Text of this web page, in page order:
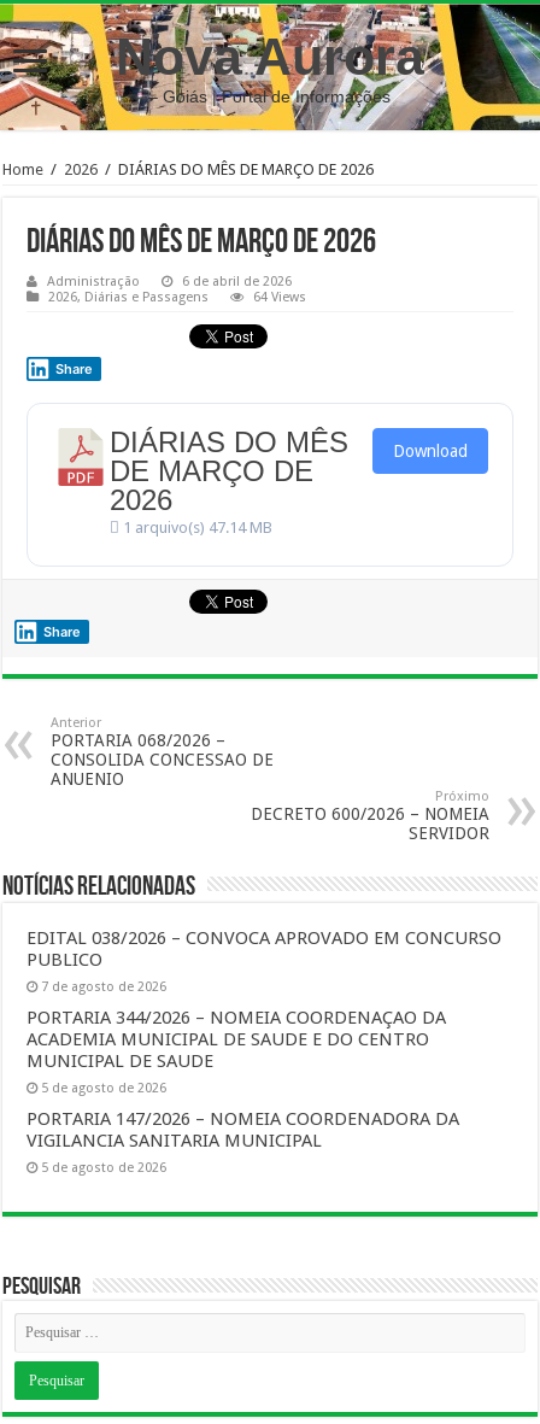
Nova Aurora
– Goiás | Portal de Informações
Home / 2026 / DIÁRIAS DO MÊS DE MARÇO DE 2026
DIÁRIAS DO MÊS DE MARÇO DE 2026
Administração
6 de abril de 2026
2026, Diárias e Passagens 64 Views
Share
DIÁRIAS DO MÊS
DE MARÇO DE
2026
1 arquivo(s) 47.14 MB
Download
Share
Anterior
PORTARIA 068/2026 –
CONSOLIDA CONCESSAO DE
ANUENIO
Próximo
DECRETO 600/2026 – NOMEIA
SERVIDOR
Notícias Relacionadas
EDITAL 038/2026 – CONVOCA APROVADO EM CONCURSO
PUBLICO
7 de agosto de 2026
PORTARIA 344/2026 – NOMEIA COORDENAÇAO DA
ACADEMIA MUNICIPAL DE SAUDE E DO CENTRO
MUNICIPAL DE SAUDE
5 de agosto de 2026
PORTARIA 147/2026 – NOMEIA COORDENADORA DA
VIGILANCIA SANITARIA MUNICIPAL
5 de agosto de 2026
Pesquisar